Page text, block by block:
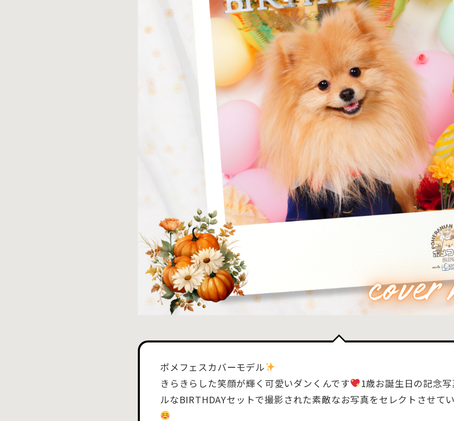
ポメフェスカバーモデル
きらきらした笑顔が輝く可愛いダンくんです
1歳お誕生日の記念
ルなBIRTHDAYセットで撮影された素敵なお写真をセレクトさせて